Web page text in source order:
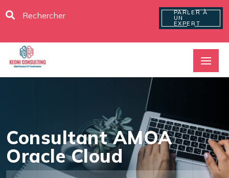
PARLER À
UN
EXPERT
Consultant AMOA
Oracle Cloud